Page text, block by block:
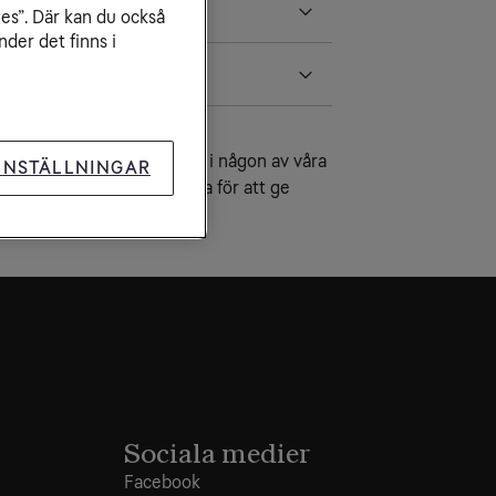
frågor och svar eller i någon av våra
Vi gör alltid vårt yttersta för att ge
Sociala medier
Facebook
Där kan du också
det finns i